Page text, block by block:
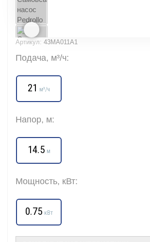
Артикул: 43MA011A1
Подача, м³/ч:
21 м³/ч
Напор, м:
14.5 м
Мощность, кВт:
0.75 кВт